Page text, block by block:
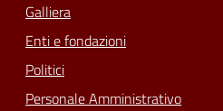
Galliera
Enti e fondazioni
Politici
Personale Amministrativo